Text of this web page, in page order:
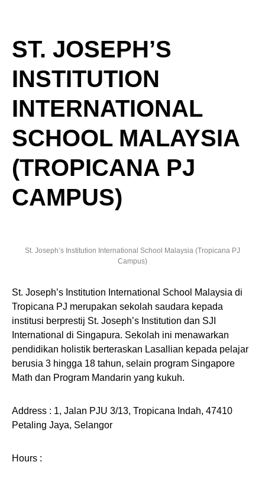
ST. JOSEPH’S
INSTITUTION
INTERNATIONAL
SCHOOL MALAYSIA
(TROPICANA PJ
CAMPUS)
St. Joseph’s Institution International School Malaysia (Tropicana PJ
Campus)
St. Joseph’s Institution International School Malaysia di
Tropicana PJ merupakan sekolah saudara kepada
institusi berprestij St. Joseph’s Institution dan SJI
International di Singapura. Sekolah ini menawarkan
pendidikan holistik berteraskan Lasallian kepada pelajar
berusia 3 hingga 18 tahun, selain program Singapore
Math dan Program Mandarin yang kukuh.
Address : 1, Jalan PJU 3/13, Tropicana Indah, 47410
Petaling Jaya, Selangor
Hours :